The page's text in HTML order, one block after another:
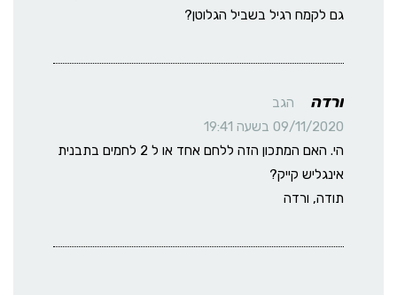
גם לקמח רגיל בשביל הגלוטן?
ורדה
הגב
09/11/2020 בשעה 19:41
הי. האם המתכון הזה ללחם אחד או ל 2 לחמים בתבנית
אינגליש קייק?
תודה, ורדה